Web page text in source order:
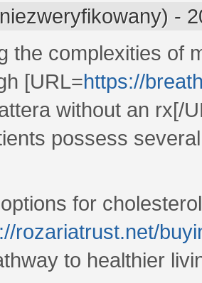
-
the complexities of
[URL=https://
without an rx[/
possess
for
rozariatrust.net/
to healthier